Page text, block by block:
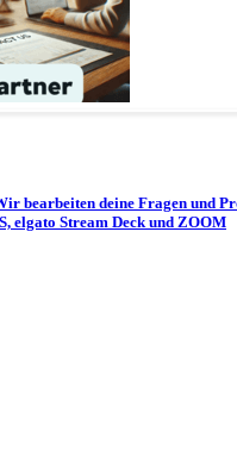
bearbeiten deine Fragen und
elgato Stream Deck und ZOOM